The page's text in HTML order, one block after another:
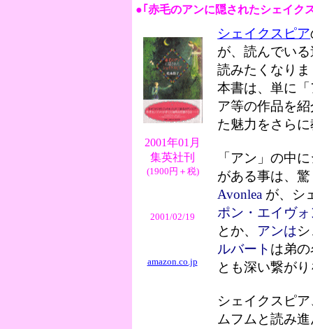
●｢赤毛のアンに隠されたシェイク
2001年01月
集英社刊
(1900円＋税)
2001/02/19
amazon.co.jp
シェイクスピア
が、読んでい
読みたくなり
本書は、単に
ア等の作品を
た魅力をさら
「アン」の中
がある事は、
Avonlea が、シ
ポン・エイヴォ
とか、 アンは
ルバート は弟
とも深い繋が
シェイクスピ
ムフムと読み